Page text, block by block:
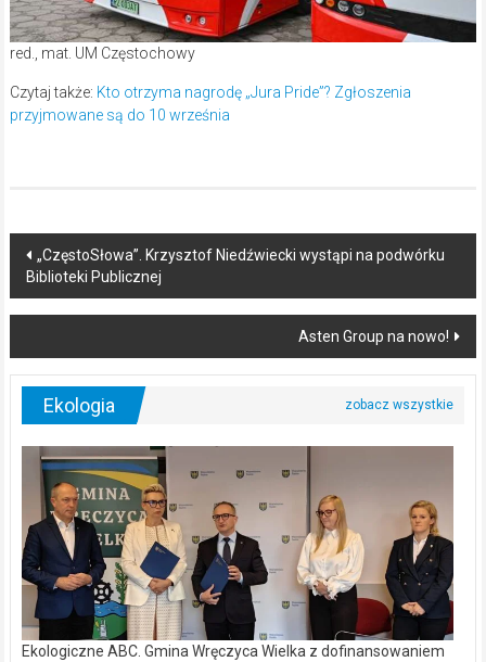
red., mat. UM Częstochowy
Czytaj także: Kto otrzyma nagrodę „Jura Pride”? Zgłoszenia
przyjmowane są do 10 września
Post
navigation
„CzęstoSłowa”. Krzysztof Niedźwiecki wystąpi na podwórku
Biblioteki Publicznej
Asten Group na nowo!
Ekologia
Ekologiczne ABC. Gmina Wręczyca Wielka z dofinansowaniem